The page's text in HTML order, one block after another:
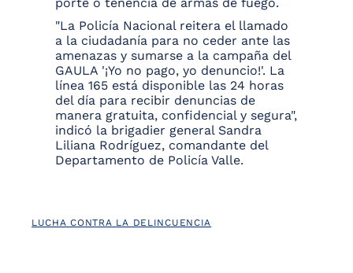
"La Policía Nacional reitera el llamado
a la ciudadanía para no ceder ante las
amenazas y sumarse a la campaña del
GAULA '¡Yo no pago, yo denuncio!'. La
línea 165 está disponible las 24 horas
del día para recibir denuncias de
manera gratuita, confidencial y segura",
indicó la brigadier general Sandra
Liliana Rodríguez, comandante del
Departamento de Policía Valle.
LUCHA CONTRA LA DELINCUENCIA